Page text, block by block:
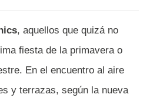
, aquellos que quizá no
fiesta de la primavera o
En el encuentro al aire
y terrazas, según la nueva